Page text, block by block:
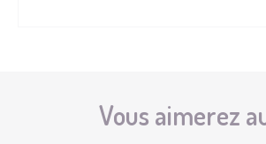
Vous aimerez